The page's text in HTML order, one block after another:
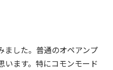
ました。普通のオペアンプ
います。特にコモンモード